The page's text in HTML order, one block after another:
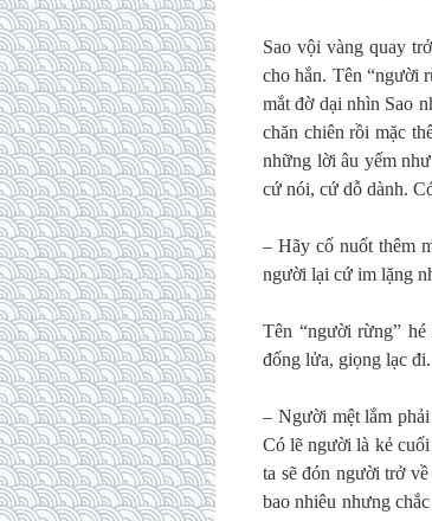
Sao vội vàng quay
cho hắn. Tên “người
mắt đờ dại nhìn Sao
chăn chiên rồi mặc
những lời âu yếm
cứ nói, cứ dỗ dành.
– Hãy cố nuốt thêm
người lại cứ im lặng
Tên “người rừng”
đống lửa, giọng lạc đi.
– Người mệt lắm
Có lẽ người là kẻ
ta sẽ đón người trở
bao nhiêu nhưng